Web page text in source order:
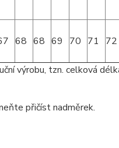
68 68 69 70 71 72
výrobu, tzn. celková
přičíst nadměrek.